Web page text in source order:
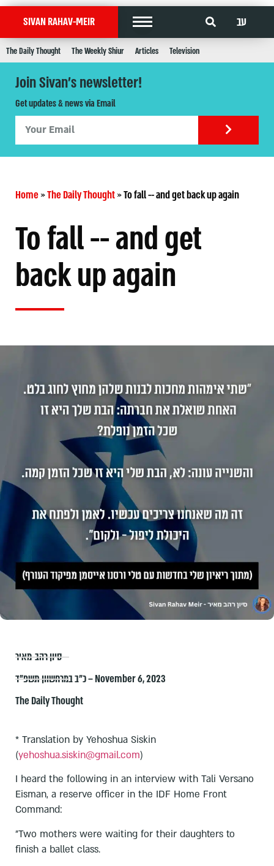
SIVAN RAHAV-MEIR עב
The Daily Thought The Weekly Shiur Articles Television
Join Sivan's newsletter!
Get updates & news via Email
Home»The Daily Thought»To fall -- and get back up again
To fall -- and get
back up again
סיון רהב-מאיר
כ״ב במרחשוון תשפ״ד – November 6, 2023
The Daily Thought
* Translation by Yehoshua Siskin
(yehoshua.siskin@gmail.com)
I heard the following in an interview with Tali Versano
Eisman, a reserve officer in the IDF Home Front
Command:
"Two mothers were waiting for their daughters to
finish a ballet class.